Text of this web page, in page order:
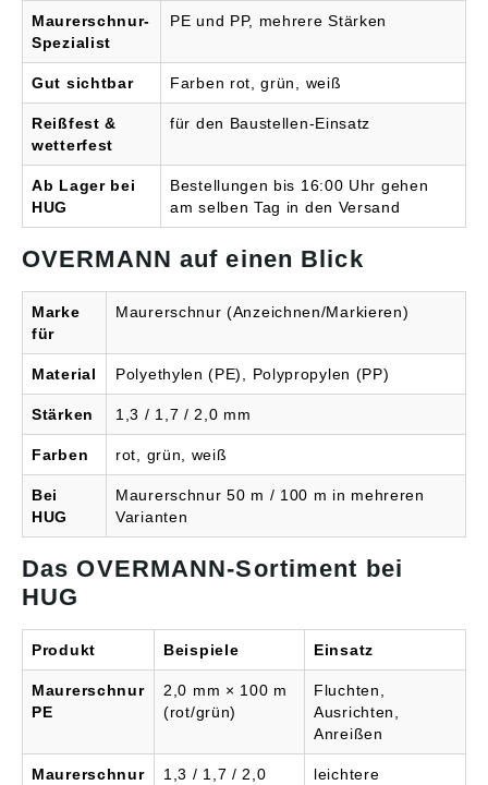
Maurerschnur-
Spezialist
PE und PP, mehrere Stärken
Gut sichtbar Farben rot, grün, weiß
Reißfest &
wetterfest
für den Baustellen-Einsatz
Ab Lager bei
HUG
Bestellungen bis 16:00 Uhr gehen
am selben Tag in den Versand
OVERMANN auf einen Blick
Marke
für
Maurerschnur (Anzeichnen/Markieren)
Material Polyethylen (PE), Polypropylen (PP)
Stärken 1,3 / 1,7 / 2,0 mm
Farben rot, grün, weiß
Bei
HUG
Maurerschnur 50 m / 100 m in mehreren
Varianten
Das OVERMANN-Sortiment bei
HUG
Produkt Beispiele Einsatz
Maurerschnur
PE
2,0 mm × 100 m
(rot/grün)
Fluchten,
Ausrichten,
Anreißen
Maurerschnur
1,3 / 1,7 / 2,0
leichtere